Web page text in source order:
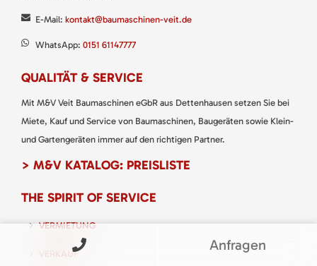
E-Mail: kontakt@baumaschinen-veit.de
WhatsApp: 0151 61147777
QUALITÄT & SERVICE
Mit M&V Veit Baumaschinen eGbR aus Dettenhausen setzen Sie bei
Miete, Kauf und Service von Baumaschinen, Baugeräten sowie Klein-
und Gartengeräten immer auf den richtigen Partner.
> M&V KATALOG: PREISLISTE
THE SPIRIT OF SERVICE
VERMIETUNG
VERKAUF
Anfragen